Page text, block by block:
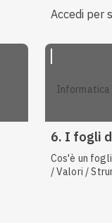
Accedi per
informatica
6. I fogli
Cos'è un
/ Valori /